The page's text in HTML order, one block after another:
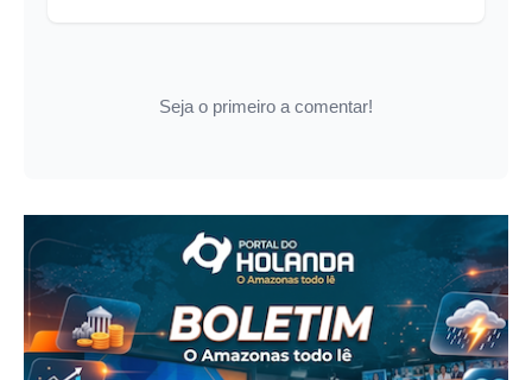
Seja o primeiro a comentar!